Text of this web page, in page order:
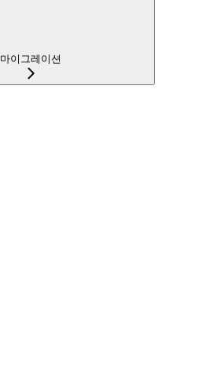
마이그레이션